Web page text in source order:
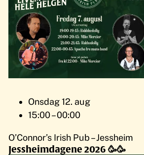
Onsdag 12. aug
15:00 – 00:00
O’Connor’s Irish Pub – Jessheim
Jessheimdagene 2026 🥳🥳